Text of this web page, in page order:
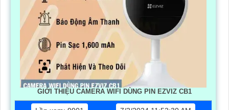
GIỚI THIỆU CAMERA WIFI DÙNG PIN EZVIZ CB1